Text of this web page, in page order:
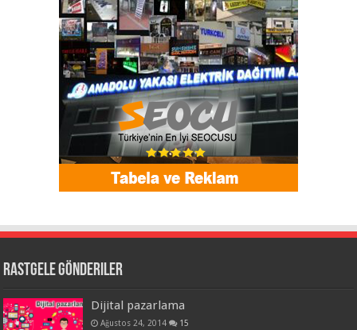
Rastgele Gönderiler
Dijital pazarlama
Ağustos 24, 2014 15